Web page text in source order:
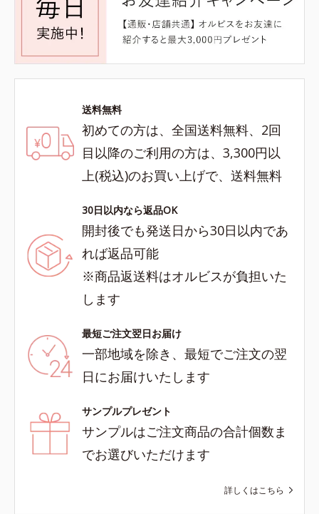
送料無料
初めての方は、全国送料無料、2回
目以降のご利用の方は、3,300円以
上(税込)のお買い上げで、送料無料
30日以内なら返品OK
開封後でも発送日から30日以内であ
れば返品可能
※商品返送料はオルビスが負担いた
します
最短ご注文翌日お届け
一部地域を除き、最短でご注文の翌
日にお届けいたします
サンプルプレゼント
サンプルはご注文商品の合計個数ま
でお選びいただけます
詳しくはこちら